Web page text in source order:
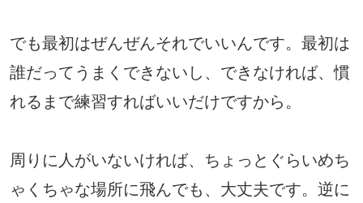
でも最初はぜんぜんそれでいいんです。最初は
誰だってうまくできないし、できなければ、慣
れるまで練習すればいいだけですから。
周りに人がいないければ、ちょっとぐらいめち
ゃくちゃな場所に飛んでも、大丈夫です。逆に